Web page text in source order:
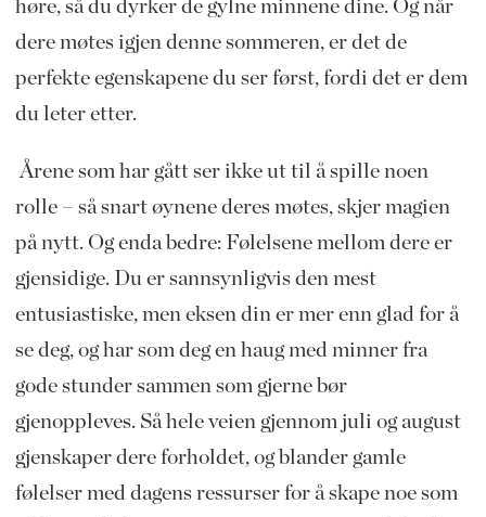
høre, så du dyrker de gylne minnene dine. Og når
dere møtes igjen denne sommeren, er det de
perfekte egenskapene du ser først, fordi det er dem
du leter etter.
Årene som har gått ser ikke ut til å spille noen
rolle – så snart øynene deres møtes, skjer magien
på nytt. Og enda bedre: Følelsene mellom dere er
gjensidige. Du er sannsynligvis den mest
entusiastiske, men eksen din er mer enn glad for å
se deg, og har som deg en haug med minner fra
gode stunder sammen som gjerne bør
gjenoppleves. Så hele veien gjennom juli og august
gjenskaper dere forholdet, og blander gamle
følelser med dagens ressurser for å skape noe som